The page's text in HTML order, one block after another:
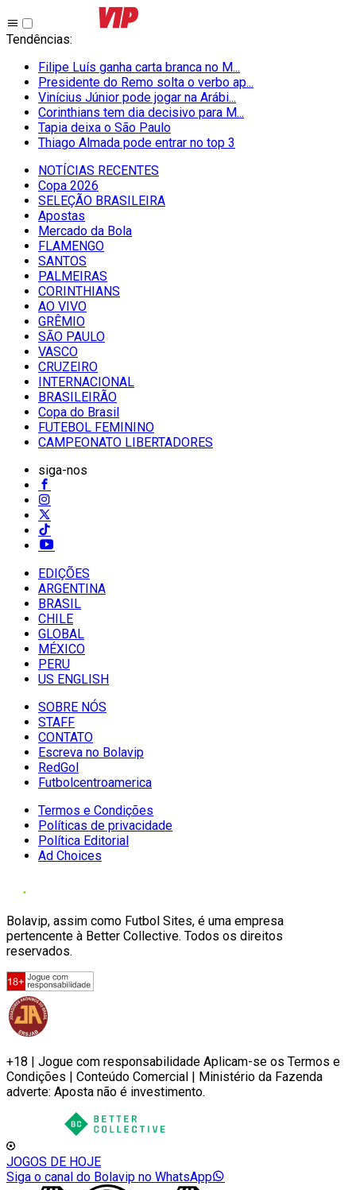
Tendências:
Filipe Luís ganha carta branca no M...
Presidente do Remo solta o verbo ap...
Vinícius Júnior pode jogar na Arábi...
Corinthians tem dia decisivo para M...
Tapia deixa o São Paulo
Thiago Almada pode entrar no top 3
NOTÍCIAS RECENTES
Copa 2026
SELEÇÃO BRASILEIRA
Apostas
Mercado da Bola
FLAMENGO
SANTOS
PALMEIRAS
CORINTHIANS
AO VIVO
GRÊMIO
SĀO PAULO
VASCO
CRUZEIRO
INTERNACIONAL
BRASILEIRÃO
Copa do Brasil
FUTEBOL FEMININO
CAMPEONATO LIBERTADORES
siga-nos
EDIÇÕES
ARGENTINA
BRASIL
CHILE
GLOBAL
MÉXICO
PERU
US ENGLISH
SOBRE NÓS
STAFF
CONTATO
Escreva no Bolavip
RedGol
Futbolcentroamerica
Termos e Condições
Políticas de privacidade
Política Editorial
Ad Choices
Bolavip, assim como Futbol Sites, é uma empresa
pertencente à Better Collective. Todos os direitos
reservados.
+18 | Jogue com responsabilidade Aplicam-se os Termos e
Condições | Conteúdo Comercial | Ministério da Fazenda
adverte: Aposta não é investimento.
JOGOS DE HOJE
Siga o canal do Bolavip no WhatsApp